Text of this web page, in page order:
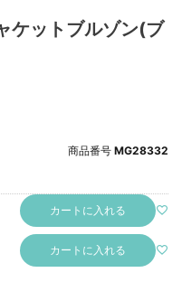
ケットブルゾン(ブ
商品番号 MG28332
カートに入れる
カートに入れる